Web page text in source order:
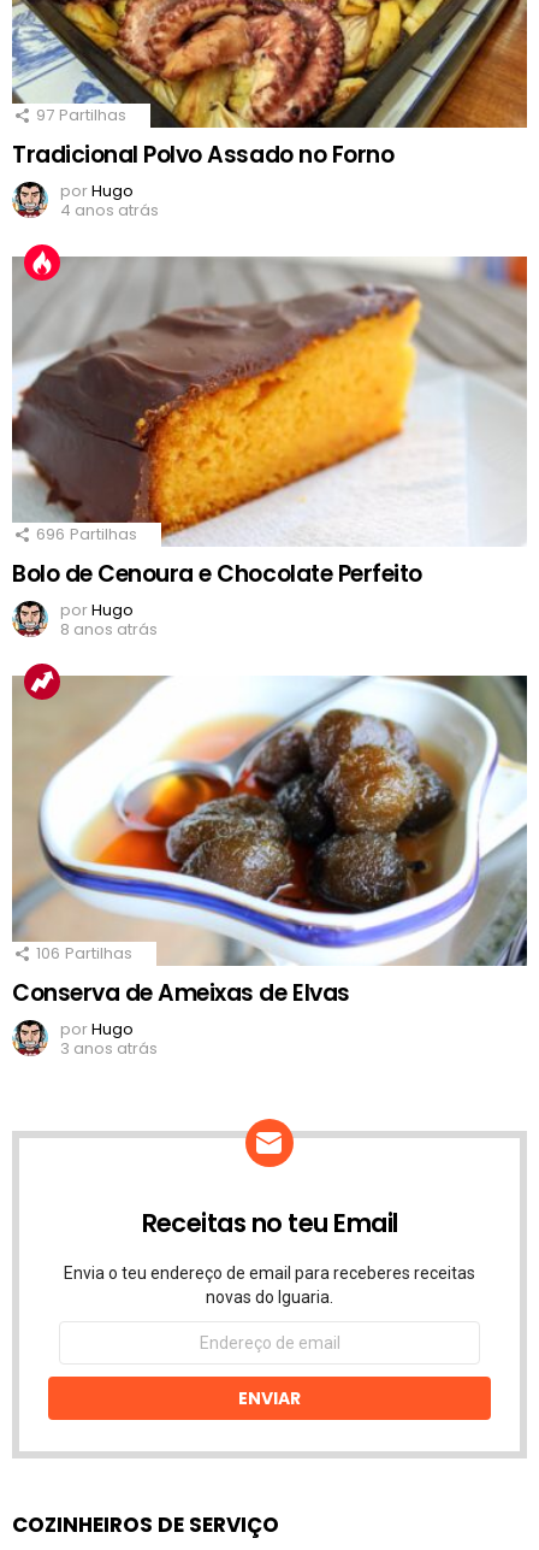
97 Partilhas
Tradicional Polvo Assado no Forno
porHugo
4 anos atrás
696 Partilhas
Bolo de Cenoura e Chocolate Perfeito
porHugo
8 anos atrás
106 Partilhas
Conserva de Ameixas de Elvas
porHugo
3 anos atrás
Receitas no teu Email
Envia o teu endereço de email para receberes receitas
novas do Iguaria.
Endereço
email
ENVIAR
COZINHEIROS DE SERVIÇO